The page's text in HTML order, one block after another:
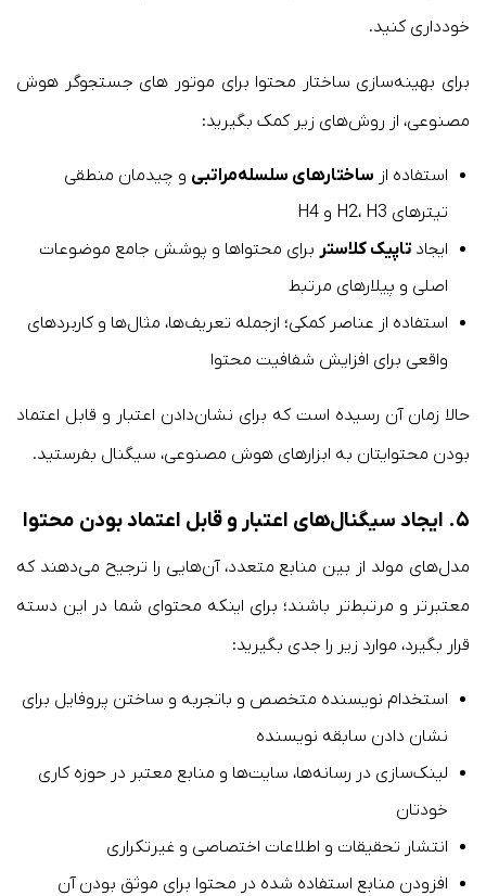
خودداری کنید.
برای بهینه‌سازی ساختار محتوا برای موتور های جستجوگر هوش
مصنوعی، از روش‌های زیر کمک بگیرید:
استفاده از ساختارهای سلسله‌مراتبی و چیدمان منطقی
تیترهای H2، H3 و H4
ایجاد تاپیک کلاستر برای محتواها و پوشش جامع موضوعات
اصلی و پیلارهای مرتبط
استفاده از عناصر کمکی؛ ازجمله تعریف‌ها، مثال‌ها و کاربردهای
واقعی برای افزایش شفافیت محتوا
حالا زمان آن رسیده است که برای نشان‌دادن اعتبار و قابل اعتماد
بودن محتوایتان به ابزارهای هوش مصنوعی، سیگنال بفرستید.
۵. ایجاد سیگنال‌های اعتبار و قابل اعتماد بودن محتوا
مدل‌های مولد از بین منابع متعدد، آن‌هایی را ترجیح می‌دهند که
معتبرتر و مرتبط‌تر باشند؛ برای اینکه محتوای شما در این دسته
قرار بگیرد، موارد زیر را جدی بگیرید:
استخدام نویسنده متخصص و باتجربه و ساختن پروفایل برای
نشان دادن سابقه نویسنده
لینک‌سازی در رسانه‌ها، سایت‌ها و منابع معتبر در حوزه کاری
خودتان
انتشار تحقیقات و اطلاعات اختصاصی و غیرتکراری
افزودن منابع استفاده شده در محتوا برای موثق بودن آن